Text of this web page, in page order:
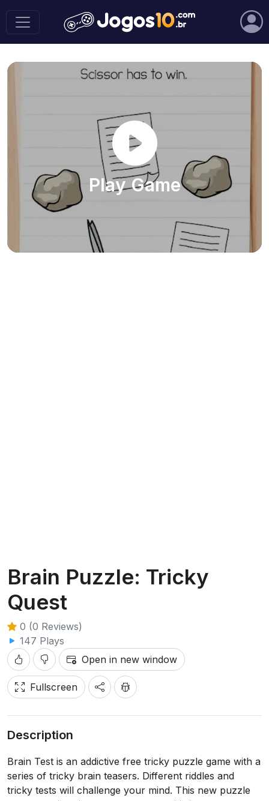
Play Game
Brain Puzzle: Tricky
Quest
0 (0 Reviews)
147 Plays
Open in new window
Fullscreen
Description
Brain Test is an addictive free tricky puzzle game with a
series of tricky brain teasers. Different riddles and
tricky tests will challenge your mind. This new puzzle